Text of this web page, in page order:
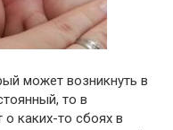
может возникнуть в
то в
о каких-то сбоях в